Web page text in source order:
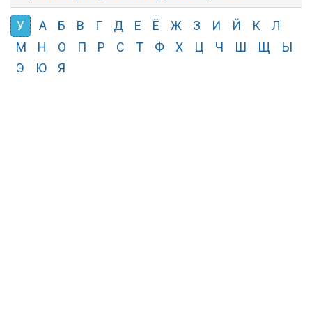
У А Б В Г Д Е Ё Ж З И Й К
Л
М
Н О П Р С Т Ф Х Ц Ч Ш Щ
Ы
Э
Ю Я